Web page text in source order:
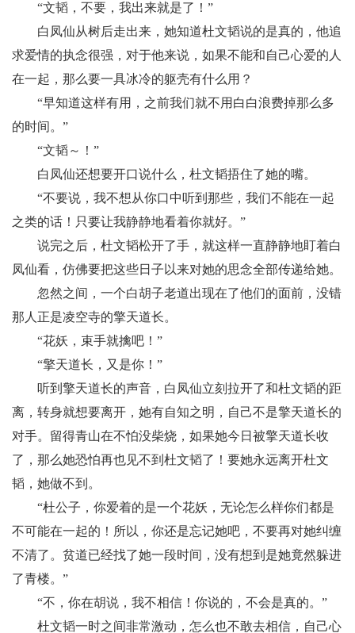
“文韬，不要，我出来就是了！”
白凤仙从树后走出来，她知道杜文韬说的是真的，他追
求爱情的执念很强，对于他来说，如果不能和自己心爱的人
在一起，那么要一具冰冷的躯壳有什么用？
“早知道这样有用，之前我们就不用白白浪费掉那么多
的时间。”
“文韬～！”
白凤仙还想要开口说什么，杜文韬捂住了她的嘴。
“不要说，我不想从你口中听到那些，我们不能在一起
之类的话！只要让我静静地看着你就好。”
说完之后，杜文韬松开了手，就这样一直静静地盯着白
凤仙看，仿佛要把这些日子以来对她的思念全部传递给她。
忽然之间，一个白胡子老道出现在了他们的面前，没错
那人正是凌空寺的擎天道长。
“花妖，束手就擒吧！”
“擎天道长，又是你！”
听到擎天道长的声音，白凤仙立刻拉开了和杜文韬的距
离，转身就想要离开，她有自知之明，自己不是擎天道长的
对手。留得青山在不怕没柴烧，如果她今日被擎天道长收
了，那么她恐怕再也见不到杜文韬了！要她永远离开杜文
韬，她做不到。
“杜公子，你爱着的是一个花妖，无论怎么样你们都是
不可能在一起的！所以，你还是忘记她吧，不要再对她纠缠
不清了。贫道已经找了她一段时间，没有想到是她竟然躲进
了青楼。”
“不，你在胡说，我不相信！你说的，不会是真的。”
杜文韬一时之间非常激动，怎么也不敢去相信，自己心